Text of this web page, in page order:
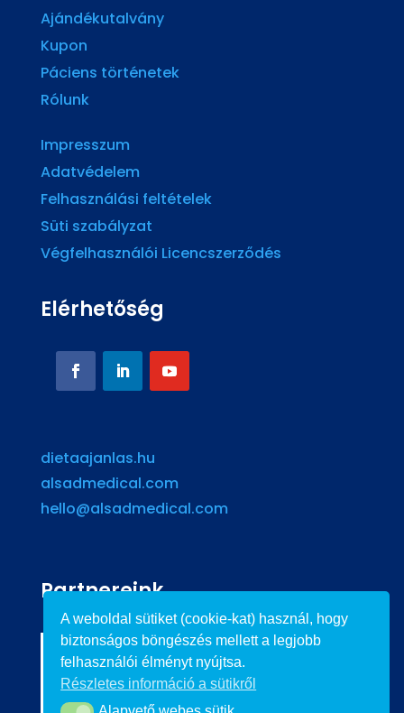
Ajándékutalvány
Kupon
Páciens történetek
Rólunk
Impresszum
Adatvédelem
Felhasználási feltételek
Süti szabályzat
Végfelhasználói Licencszerződés
Elérhetőség
dietaajanlas.hu
alsadmedical.com
hello@alsadmedical.com
Partnereink
A weboldal sütiket (cookie-kat) használ, hogy
biztonságos böngészés mellett a legjobb
felhasználói élményt nyújtsa.
Részletes információ a sütikről